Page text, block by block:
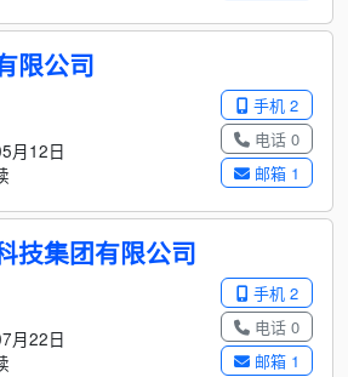
限公司
手机 2
电话 0
邮箱 1
月12日
技集团有限公司
手机 2
电话 0
邮箱 1
月22日